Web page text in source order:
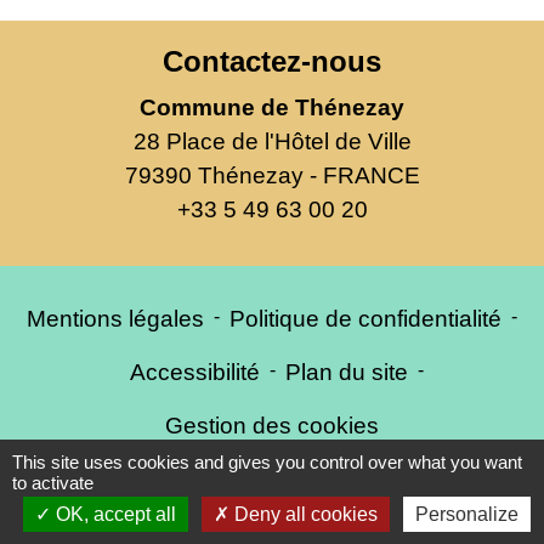
Contactez-nous
Commune de Thénezay
28 Place de l'Hôtel de Ville
79390 Thénezay - FRANCE
+33 5 49 63 00 20
Mentions légales - Politique de confidentialité -
Accessibilité - Plan du site -
Gestion des cookies
Site créé en partenariat avec Réseau des Communes
This site uses cookies and gives you control over what you want
to activate
OK, accept all
Deny all cookies Personalize